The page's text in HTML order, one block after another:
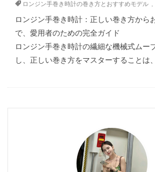
ロンジン手巻き時計の巻き方とおすすめモデル,
ロンジン手巻き時計：正しい巻き方から
で、愛用者のための完全ガイド
ロンジン手巻き時計の繊細な機械式ムー
し、正しい巻き方をマスターすることは